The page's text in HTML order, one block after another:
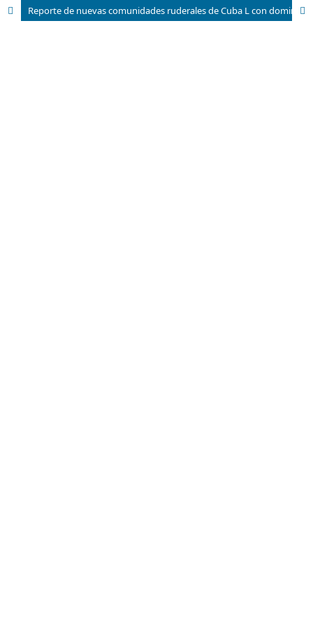
Reporte de nuevas comunidades ruderales de Cuba L con dominancia de Viguiera dentata (Cav.) Spreng